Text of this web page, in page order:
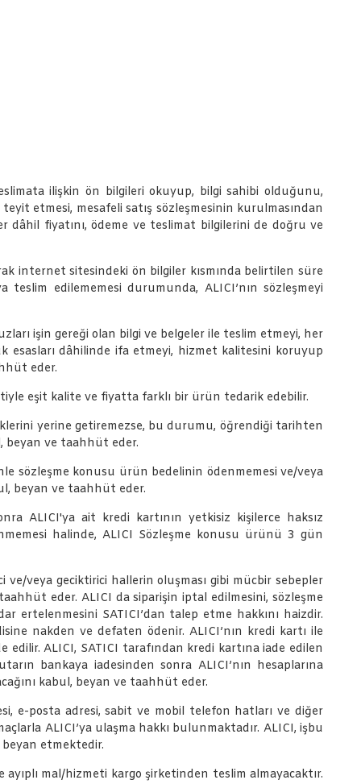
ilişkin ön bilgileri okuyup, bilgi sahibi olduğunu,
etmesi, mesafeli satış sözleşmesinin kurulmasından
dâhil fiyatını, ödeme ve teslimat bilgilerini de doğru ve
internet sitesindeki ön bilgiler kısmında belirtilen süre
edilememesi durumunda, ALICI’nın sözleşmeyi
işin gereği olan bilgi ve belgeler ile teslim etmeyi, her
dâhilinde ifa etmeyi, hizmet kalitesini koruyup
eder.
eşit kalite ve fiyatta farklı bir ürün tedarik edebilir.
yerine getiremezse, bu durumu, öğrendiği tarihten
beyan ve taahhüt eder.
sözleşme konusu ürün bedelinin ödenmemesi ve/veya
beyan ve taahhüt eder.
ALICI'ya ait kredi kartının yetkisiz kişilerce haksız
halinde, ALICI Sözleşme konusu ürünü 3 gün
ve/veya geciktirici hallerin oluşması gibi mücbir sebepler
eder. ALICI da siparişin iptal edilmesini, sözleşme
ertelenmesini SATICI’dan talep etme hakkını haizdir.
nakden ve defaten ödenir. ALICI’nın kredi kartı ile
ALICI, SATICI tarafından kredi kartına iade edilen
bankaya iadesinden sonra ALICI’nın hesaplarına
kabul, beyan ve taahhüt eder.
e-posta adresi, sabit ve mobil telefon hatları ve diğer
ALICI’ya ulaşma hakkı bulunmaktadır. ALICI, işbu
etmektedir.
ayıplı mal/hizmeti kargo şirketinden teslim almayacaktır.